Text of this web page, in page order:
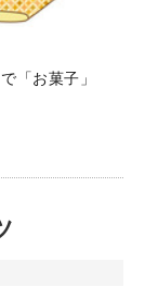
「お菓子」